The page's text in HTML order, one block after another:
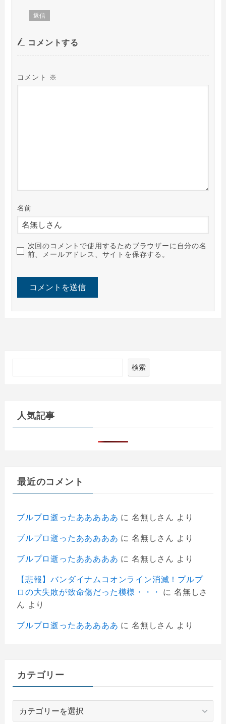
返信
コメントする
コメント ※
名前
次回のコメントで使用するためブラウザーに自分の名
前、メールアドレス、サイトを保存する。
検索
人気記事
最近のコメント
ブルプロ逝ったあああああ に 名無しさん より
ブルプロ逝ったあああああ に 名無しさん より
ブルプロ逝ったあああああ に 名無しさん より
【悲報】バンダイナムコオンライン消滅！プルプ
ロの大失敗が致命傷だった模様・・・
に 名無しさ
ん より
ブルプロ逝ったあああああ に 名無しさん より
カテゴリー